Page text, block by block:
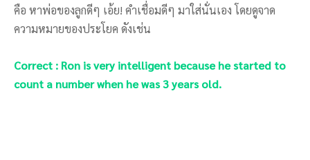
คือ หาพ่อของลูกดีๆ เอ้ย! คำเชื่อมดีๆ มาใส่นั่นเอง โดยดูจาด
ความหมายของประโยค ดังเช่น
Correct : Ron is very intelligent because he started to
count a number when he was 3 years old.